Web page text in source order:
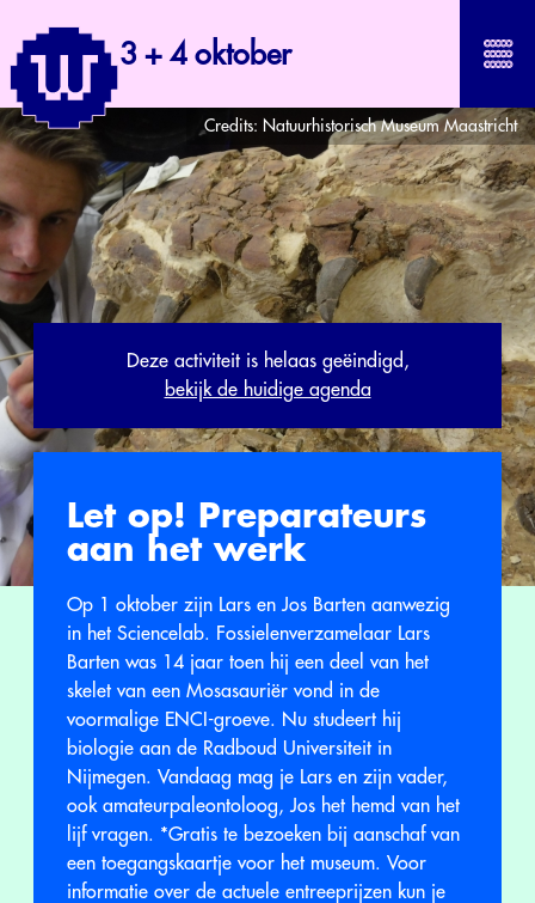
3 + 4 oktober
Credits: Natuurhistorisch Museum Maastricht
Deze activiteit is helaas geëindigd,
bekijk de huidige agenda
Let op! Preparateurs
aan het werk
Op 1 oktober zijn Lars en Jos Barten aanwezig
in het Sciencelab. Fossielenverzamelaar Lars
Barten was 14 jaar toen hij een deel van het
skelet van een Mosasauriër vond in de
voormalige ENCI-groeve. Nu studeert hij
biologie aan de Radboud Universiteit in
Nijmegen. Vandaag mag je Lars en zijn vader,
ook amateurpaleontoloog, Jos het hemd van het
lijf vragen. *Gratis te bezoeken bij aanschaf van
een toegangskaartje voor het museum. Voor
informatie over de actuele entreeprijzen kun je